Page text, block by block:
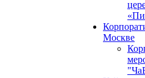
Москве